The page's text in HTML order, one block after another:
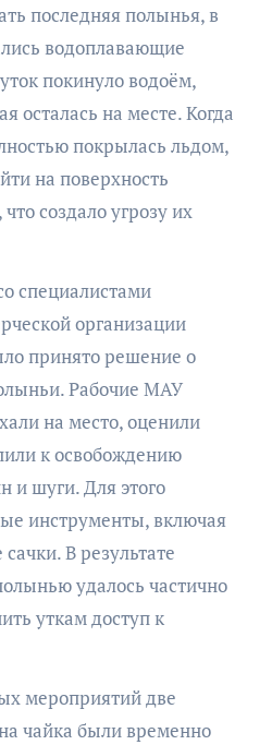
последняя полынья, в
водоплавающие
покинуло водоём,
осталась на месте. Когда
покрылась льдом,
на поверхность
создало угрозу их
специалистами
организации
принято решение о
Рабочие МАУ
на место, оценили
к освобождению
и шуги. Для этого
инструменты, включая
В результате
удалось частично
уткам доступ к
мероприятий две
чайка были временно